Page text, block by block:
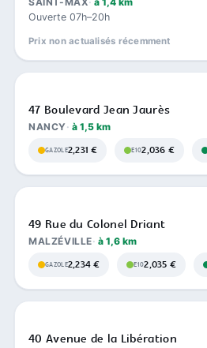
Ouverte 07h–20h
Prix non actualisés récemment
47 Boulevard Jean Jaurès
NANCY à 1,5 km
GAZOLE2,231 € E102,036 €
49 Rue du Colonel Driant
MALZÉVILLE à 1,6 km
GAZOLE2,234 € E102,035 €
40 Avenue de la Libération